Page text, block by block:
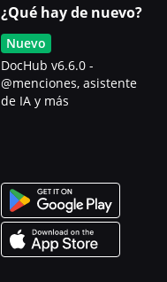
¿Qué hay de nuevo?
Nuevo
DocHub v6.6.0 -
@menciones, asistente
de IA y más